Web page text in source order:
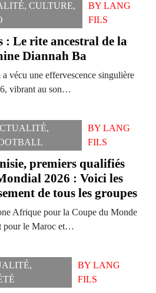
,CULTURE,
BYLANG
FILS
: Le rite ancestral de la
Diannah Ba
vécu une effervescence singulière
vibrant au son…
,
BYLANG
FILS
premiers qualifiés
2026 : Voici les
de tous les groupes
Afrique pour la Coupe du Monde
pour le Maroc et…
,
BYLANG
FILS